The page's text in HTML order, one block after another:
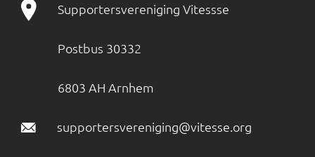
Supportersvereniging Vitessse
Postbus 30332
6803 AH Arnhem
supportersvereniging@vitesse.org